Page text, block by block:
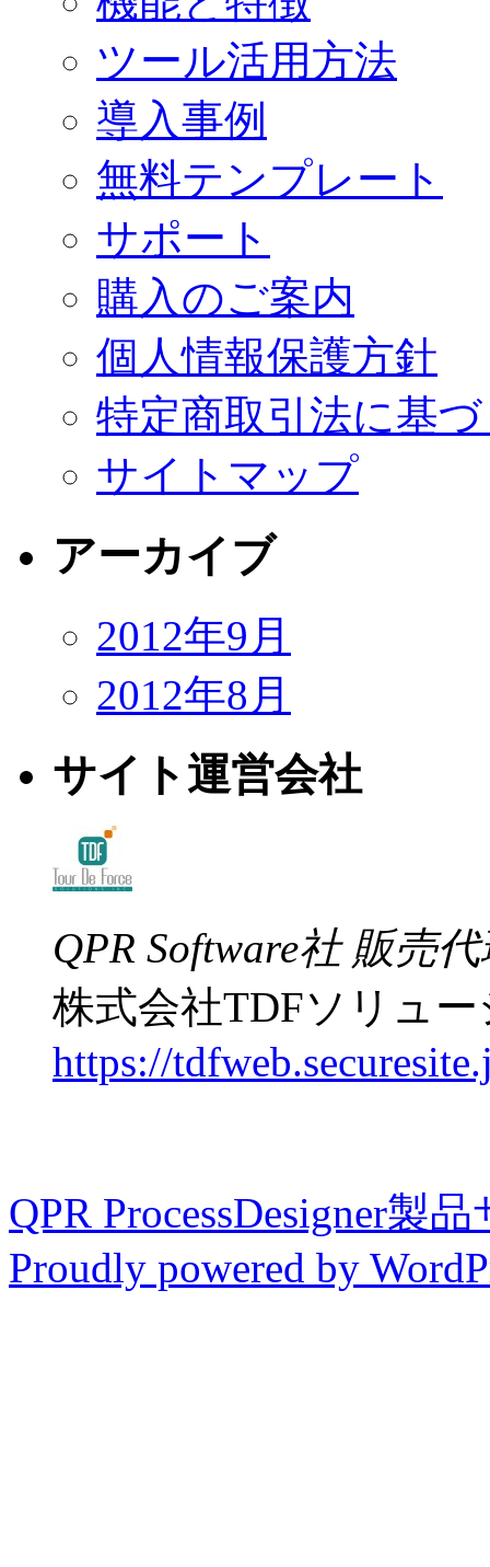
ツール活用方法
導入事例
無料テンプレート
サポート
購入のご案内
個人情報保護方針
特定商取引法に基
サイトマップ
アーカイブ
2012年9月
2012年8月
サイト運営会社
QPR Software社 販売
株式会社TDFソリュ
https://
QPR ProcessDesigner製
Proudly powered by